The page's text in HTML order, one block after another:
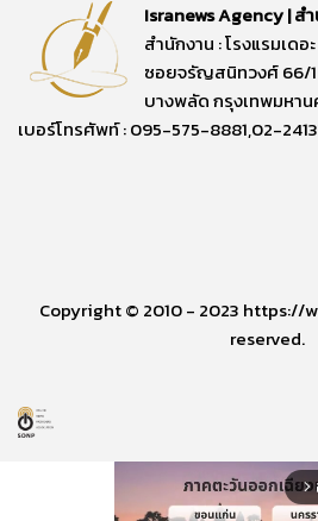
Isranews Agency | ส
สำนักงาน : โรงแรมเดอ
ซอยจรัญสนิทวงศ์ 66/
บางพลัด กรุงเทพมหา
เบอร์โทรศัพท์ : 095-575-8881,02-
Copyright © 2010 - 2023 https://
reserved.
arrow_forward_ios